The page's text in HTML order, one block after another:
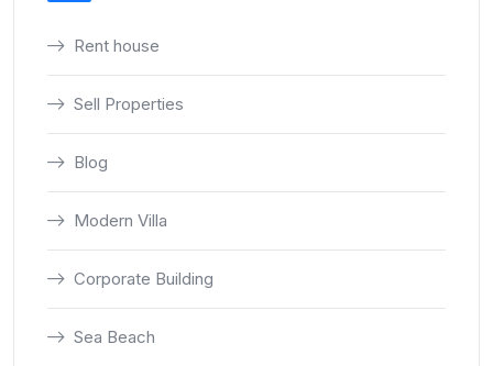
Rent house
Sell Properties
Blog
Modern Villa
Corporate Building
Sea Beach